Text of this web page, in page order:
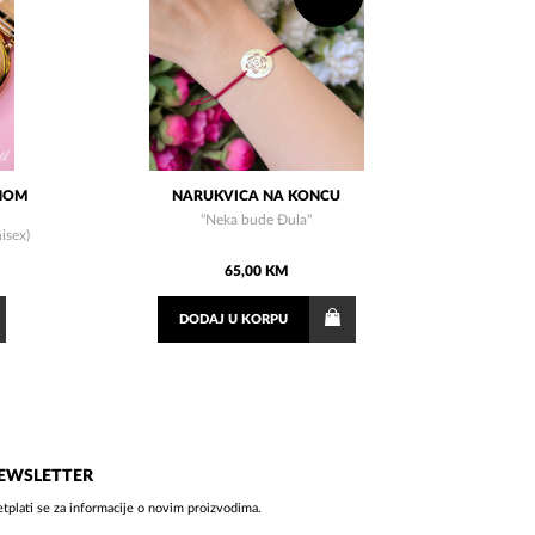
NARUKVICA NA KONCU
"Neka bude Đula"
65,00 KM
DODAJU KORPU
se za informacije o novim proizvodima.